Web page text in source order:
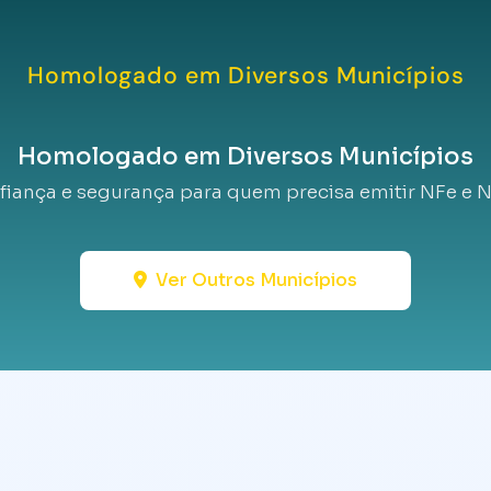
Homologado em Diversos Municípios
Homologado em Diversos Municípios
e segurança para quem precisa emitir NFe e
Ver Outros Municípios